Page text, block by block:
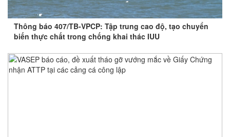
Thông báo 407/TB-VPCP: Tập trung cao độ, tạo chuyển
biến thực chất trong chống khai thác IUU